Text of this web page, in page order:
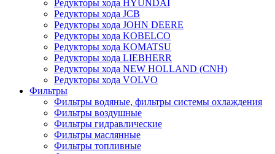
Редукторы хода HYUNDAI
Редукторы хода JCB
Редукторы хода JOHN DEERE
Редукторы хода KOBELCO
Редукторы хода KOMATSU
Редукторы хода LIEBHERR
Редукторы хода NEW HOLLAND (CNH)
Редукторы хода VOLVO
Фильтры
Фильтры водяные, фильтры системы охлаждения
Фильтры воздушные
Фильтры гидравлические
Фильтры маслянные
Фильтры топливные